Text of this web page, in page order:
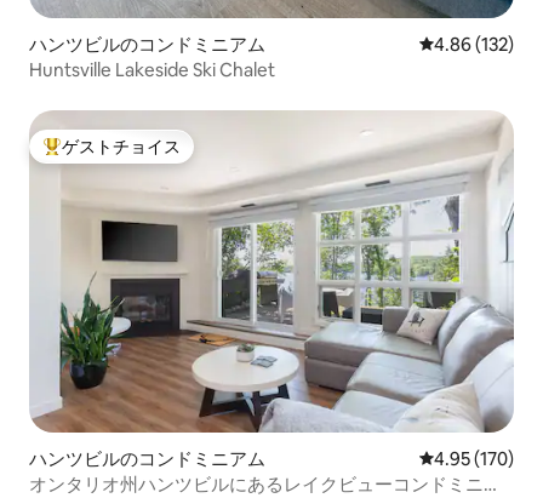
ハンツビルのコンドミニアム レビュー132
4.86 (132)
Huntsville Lakeside Ski Chalet
大好評のゲストチョイスです。
ゲストチョイス
ハンツビルのコンドミニアム レビュー170
4.95 (170)
オンタリオ州ハンツビルにあるレイクビューコンドミニア